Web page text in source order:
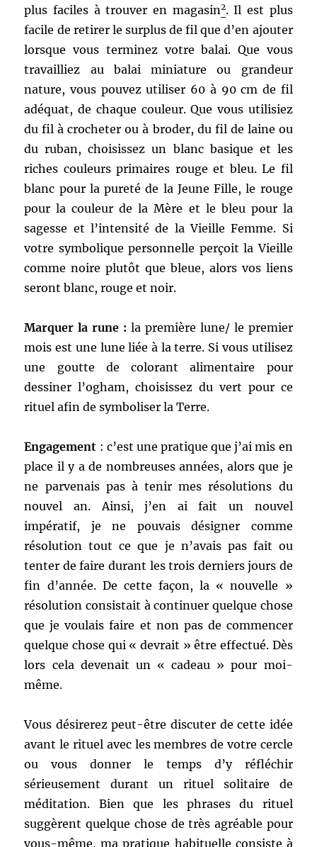
plus faciles à trouver en magasin2. Il est plus
facile de retirer le surplus de fil que d’en ajouter
lorsque vous terminez votre balai. Que vous
travailliez au balai miniature ou grandeur
nature, vous pouvez utiliser 60 à 90 cm de fil
adéquat, de chaque couleur. Que vous utilisiez
du fil à crocheter ou à broder, du fil de laine ou
du ruban, choisissez un blanc basique et les
riches couleurs primaires rouge et bleu. Le fil
blanc pour la pureté de la Jeune Fille, le rouge
pour la couleur de la Mère et le bleu pour la
sagesse et l’intensité de la Vieille Femme. Si
votre symbolique personnelle perçoit la Vieille
comme noire plutôt que bleue, alors vos liens
seront blanc, rouge et noir.
Marquer la rune : la première lune/ le premier
mois est une lune liée à la terre. Si vous utilisez
une goutte de colorant alimentaire pour
dessiner l’ogham, choisissez du vert pour ce
rituel afin de symboliser la Terre.
Engagement : c’est une pratique que j’ai mis en
place il y a de nombreuses années, alors que je
ne parvenais pas à tenir mes résolutions du
nouvel an. Ainsi, j’en ai fait un nouvel
impératif, je ne pouvais désigner comme
résolution tout ce que je n’avais pas fait ou
tenter de faire durant les trois derniers jours de
fin d’année. De cette façon, la « nouvelle »
résolution consistait à continuer quelque chose
que je voulais faire et non pas de commencer
quelque chose qui « devrait » être effectué. Dès
lors cela devenait un « cadeau » pour moi-
même.
Vous désirerez peut-être discuter de cette idée
avant le rituel avec les membres de votre cercle
ou vous donner le temps d’y réfléchir
sérieusement durant un rituel solitaire de
méditation. Bien que les phrases du rituel
suggèrent quelque chose de très agréable pour
vous-même, ma pratique habituelle consiste à